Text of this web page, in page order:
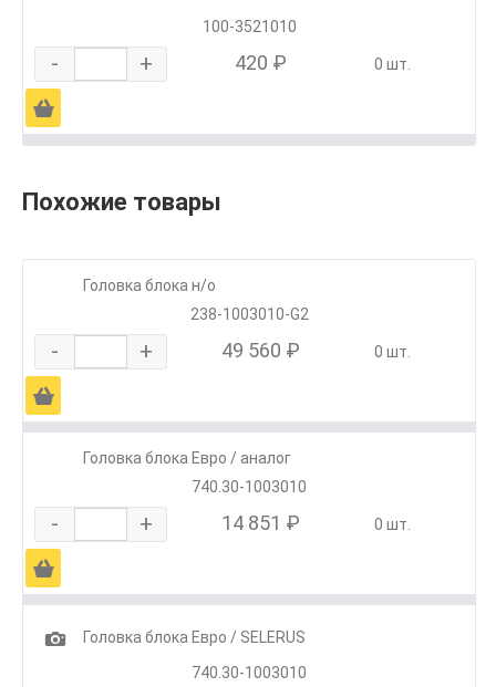
100-3521010
- + 420 ₽ 0 шт.
Ä
Похожие товары
Головка блока н/о
238-1003010-G2
- + 49 560 ₽ 0 шт.
Ä
Головка блока Евро / аналог
740.30-1003010
- + 14 851 ₽ 0 шт.
Ä
1
Головка блока Евро / SELERUS
740.30-1003010